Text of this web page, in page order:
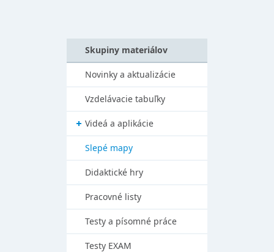
Skupiny materiálov
Novinky a aktualizácie
Vzdelávacie tabuľky
Videá a aplikácie
Slepé mapy
Didaktické hry
Pracovné listy
Testy a písomné práce
Testy EXAM